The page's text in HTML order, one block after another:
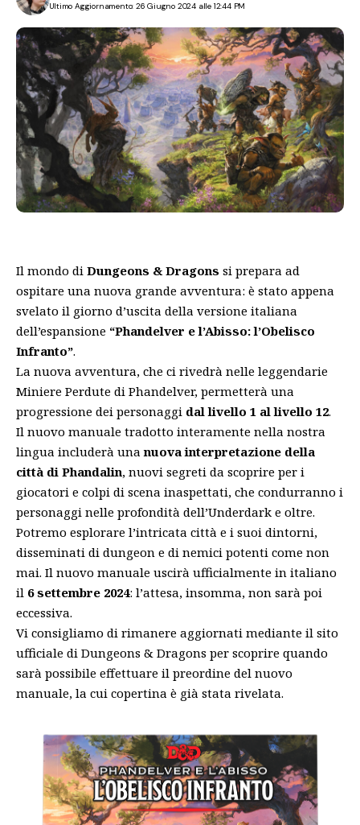
Ultimo Aggiornamento: 26 Giugno 2024 alle 12:44 PM
Il mondo di Dungeons & Dragons si prepara ad
ospitare una nuova grande avventura: è stato appena
svelato il giorno d’uscita della versione italiana
dell’espansione “Phandelver e l’Abisso: l’Obelisco
Infranto”.
La nuova avventura, che ci rivedrà nelle leggendarie
Miniere Perdute di Phandelver, permetterà una
progressione dei personaggi dal livello 1 al livello 12.
Il nuovo manuale tradotto interamente nella nostra
lingua includerà unanuova interpretazione della
città di Phandalin, nuovi segreti da scoprire per i
giocatori e colpi di scena inaspettati, che condurranno i
personaggi nelle profondità dell’Underdark e oltre.
Potremo esplorare l’intricata città e i suoi dintorni,
disseminati di dungeon e di nemici potenti come non
mai. Il nuovo manuale uscirà ufficialmente in italiano
il 6 settembre 2024: l’attesa, insomma, non sarà poi
eccessiva.
Vi consigliamo di rimanere aggiornati mediante il sito
ufficiale di Dungeons & Dragons per scoprire quando
sarà possibile effettuare il preordine del nuovo
manuale, la cui copertina è già stata rivelata.